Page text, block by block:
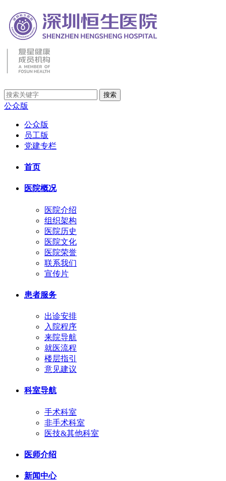
公众版
公众版
员工版
党建专栏
首页
医院概况
医院介绍
组织架构
医院历史
医院文化
医院荣誉
联系我们
宣传片
患者服务
出诊安排
入院程序
来院导航
就医流程
楼层指引
意见建议
科室导航
手术科室
非手术科室
医技&其他科室
医师介绍
新闻中心